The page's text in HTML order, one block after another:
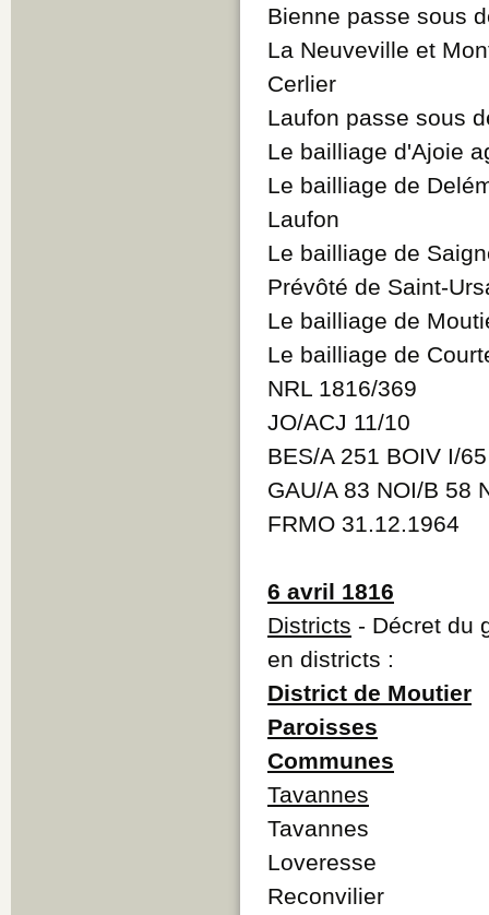
Bienne passe sous
La Neuveville et
Cerlier
Laufon passe sous
Le bailliage d'Ajoie
Le bailliage de
Laufon
Le bailliage de
Prévôté de Saint-
Le bailliage de
Le bailliage de
NRL 1816/369
JO/ACJ 11/10
BES/A 251 BOIV I/
GAU/A 83 NOI/B 58
FRMO 31.12.1964
6 avril 1816
Districts - Décret du
en districts :
District de Moutier
Paroisses
Communes
Tavannes
Tavannes
Loveresse
Reconvilier